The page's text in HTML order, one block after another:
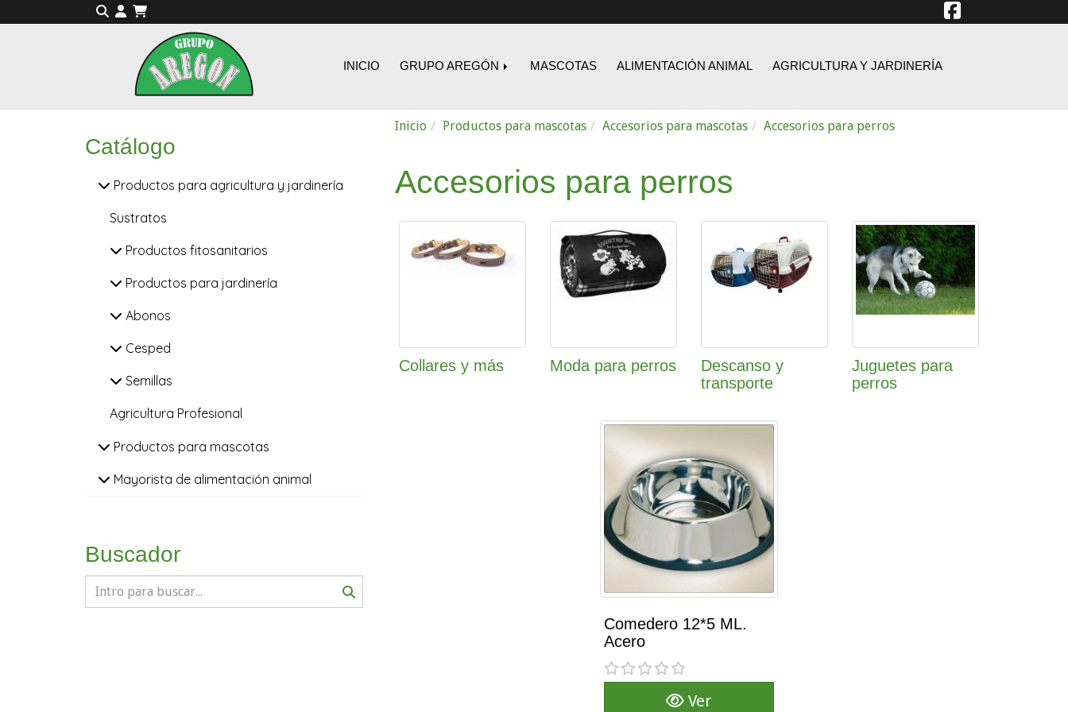
INICIO GRUPO AREGÓN MASCOTAS ALIMENTACIÓN ANIMAL AGRICULTURA Y JARDINERÍA
Inicio Productos para mascotas Accesorios para mascotas Accesorios para perros
Accesorios para perros
Collares y más Moda para perros
Descanso y
transporte
Juguetes para
perros
Comedero 12*5 ML.
Comedero 12*5 ML.
Acero
Ver
Catálogo
Productos para agricultura y jardinería
Sustratos
Productos fitosanitarios
Productos para jardinería
Abonos
Cesped
Semillas
Agricultura Profesional
Productos para mascotas
Mayorista de alimentación animal
Buscador